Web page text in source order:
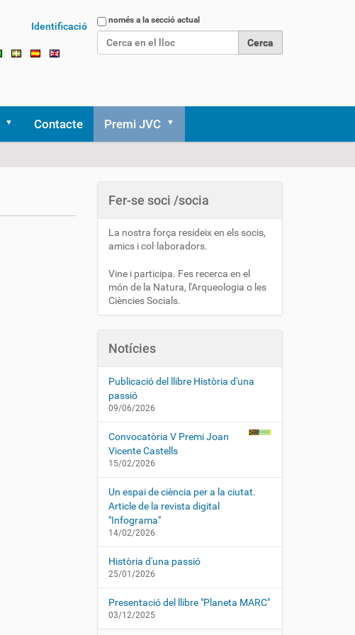
Cercanomés a la secció actual
Identificació
Contacte Premi JVC
Fer-se soci /socia
La nostra força resideix en els socis,
amics i col·laboradors.
Vine i participa. Fes recerca en el
món de la Natura, l'Arqueologia o les
Ciències Socials.
Notícies
Publicació del llibre Història d'una
passió
09/06/2026
Convocatòria V Premi Joan
Vicente Castells
15/02/2026
Un espai de ciència per a la ciutat.
Article de la revista digital
"Infograma"
14/02/2026
Història d'una passió
25/01/2026
Presentació del llibre "Planeta MARC"
03/12/2025